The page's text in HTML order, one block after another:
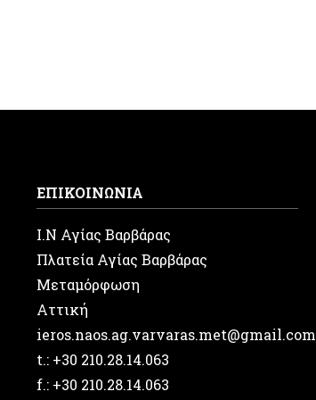
ΕΠΙΚΟΙΝΩΝΙΑ
Ι.Ν Αγίας Βαρβάρας
Πλατεία Αγίας Βαρβάρας
Μεταμόρφωση
Αττική
ieros.naos.ag.varvaras.met@gmail.com
t.: +30 210.28.14.063
f.: +30 210.28.14.063